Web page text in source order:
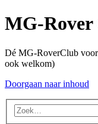
MG-Rover
Dé MG-RoverClub
ook welkom)
Doorgaan naar inhoud